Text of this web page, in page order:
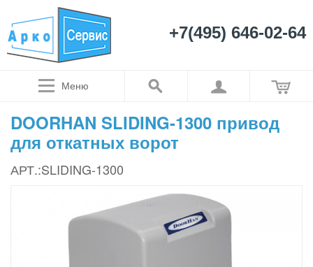
+7(495) 646-02-64
Меню
DOORHAN SLIDING-1300 привод
для откатных ворот
АРТ.:SLIDING-1300